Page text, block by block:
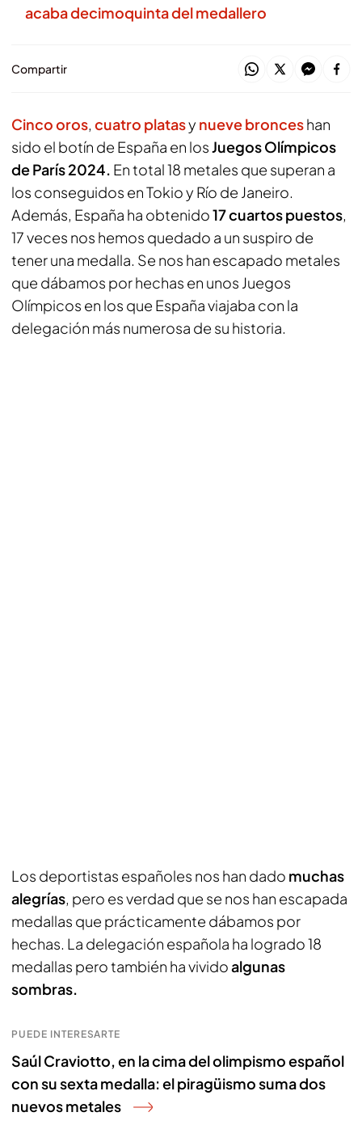
acaba decimoquinta del medallero
Compartir
Cinco oros, cuatro platasy nueve bronceshan
sido el botín de España en losJuegos Olímpicos
de París 2024. En total 18 metales que superan a
los conseguidos en Tokio y Río de Janeiro.
Además, España ha obtenido17 cuartos puestos,
17 veces nos hemos quedado a un suspiro de
tener una medalla. Se nos han escapado metales
que dábamos por hechas en unos Juegos
Olímpicos en los que España viajaba con la
delegación más numerosa de su historia.
Los deportistas españoles nos han dado muchas
alegrías, pero es verdad que se nos han escapada
medallas que prácticamente dábamos por
hechas. La delegación española ha logrado 18
medallas pero también ha vividoalgunas
sombras.
PUEDE INTERESARTE
Saúl Craviotto, en la cima del olimpismo español
con su sexta medalla: el piragüismo suma dos
nuevos metales